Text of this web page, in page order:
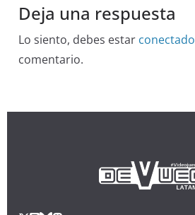
Deja una respuesta
Lo siento, debes estar conectado
comentario.